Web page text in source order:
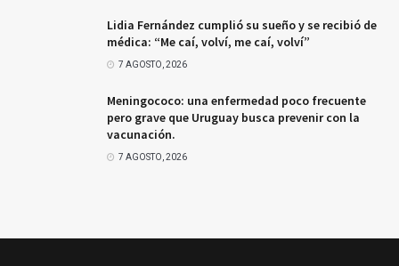
Lidia Fernández cumplió su sueño y se recibió de
médica: “Me caí, volví, me caí, volví”
7 AGOSTO, 2026
Meningococo: una enfermedad poco frecuente
pero grave que Uruguay busca prevenir con la
vacunación.
7 AGOSTO, 2026